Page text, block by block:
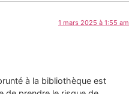
1 mars 2025 à 1:55 am
à la bibliothèque est